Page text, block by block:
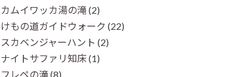
カムイワッカ湯の滝 (2)
けもの道ガイドウォーク (22)
スカベンジャーハント (2)
ナイトサファリ知床(1)
フレペの滝 (8)